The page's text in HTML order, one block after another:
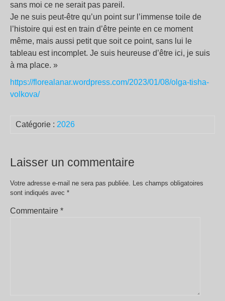
sans moi ce ne serait pas pareil.
Je ne suis peut-être qu’un point sur l’immense toile de
l’histoire qui est en train d’être peinte en ce moment
même, mais aussi petit que soit ce point, sans lui le
tableau est incomplet. Je suis heureuse d’être ici, je suis
à ma place. »
https://florealanar.wordpress.com/2023/01/08/olga-tisha-
volkova/
Catégorie : 2026
Laisser un commentaire
Votre adresse e-mail ne sera pas publiée. Les champs obligatoires
sont indiqués avec *
Commentaire *